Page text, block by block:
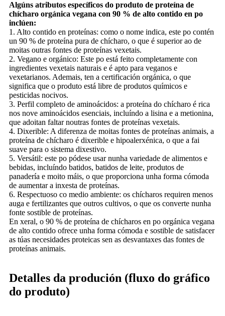
Algúns atributos específicos do produto de proteína de
chícharo orgánica vegana con 90 % de alto contido en po
inclúen:
1. Alto contido en proteínas: como o nome indica, este po contén
un 90 % de proteína pura de chícharo, o que é superior ao de
moitas outras fontes de proteínas vexetais.
2. Vegano e orgánico: Este po está feito completamente con
ingredientes vexetais naturais e é apto para veganos e
vexetarianos. Ademais, ten a certificación orgánica, o que
significa que o produto está libre de produtos químicos e
pesticidas nocivos.
3. Perfil completo de aminoácidos: a proteína do chícharo é rica
nos nove aminoácidos esenciais, incluíndo a lisina e a metionina,
que adoitan faltar noutras fontes de proteínas vexetais.
4. Dixerible: A diferenza de moitas fontes de proteínas animais, a
proteína de chícharo é dixerible e hipoalerxénica, o que a fai
suave para o sistema dixestivo.
5. Versátil: este po pódese usar nunha variedade de alimentos e
bebidas, incluíndo batidos, batidos de leite, produtos de
panadería e moito máis, o que proporciona unha forma cómoda
de aumentar a inxesta de proteínas.
6. Respectuoso co medio ambiente: os chícharos requiren menos
auga e fertilizantes que outros cultivos, o que os converte nunha
fonte sostible de proteínas.
En xeral, o 90 % de proteína de chícharos en po orgánica vegana
de alto contido ofrece unha forma cómoda e sostible de satisfacer
as túas necesidades proteicas sen as desvantaxes das fontes de
proteínas animais.
Detalles da produción (fluxo do gráfico
do produto)